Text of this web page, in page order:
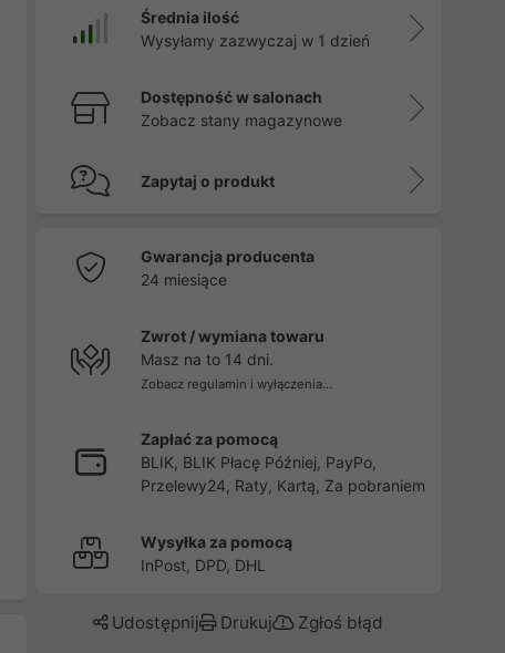
Średnia ilość
Wysyłamy zazwyczaj w 1 dzień
Dostępność w salonach
Zobacz stany magazynowe
Zapytaj o produkt
Gwarancja producenta
24 miesiące
Zwrot / wymiana towaru
Masz na to 14 dni.
Zobacz regulamin i wyłączenia...
Zapłać za pomocą
BLIK, BLIK Płacę Później, PayPo,
Przelewy24, Raty, Kartą, Za pobraniem
Wysyłka za pomocą
InPost, DPD, DHL
Udostępnij Drukuj Zgłoś błąd